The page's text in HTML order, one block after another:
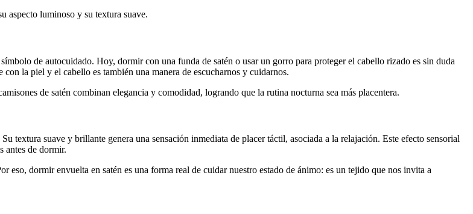
aspecto luminoso y su textura suave.
de autocuidado. Hoy, dormir con una funda de satén o usar un gorro para proteger el cabello rizado es sin duda
la piel y el cabello es también una manera de escucharnos y cuidarnos.
de satén combinan elegancia y comodidad, logrando que la rutina nocturna sea más placentera.
textura suave y brillante genera una sensación inmediata de placer táctil, asociada a la relajación. Este efecto sensorial
antes de dormir.
eso, dormir envuelta en satén es una forma real de cuidar nuestro estado de ánimo: es un tejido que nos invita a